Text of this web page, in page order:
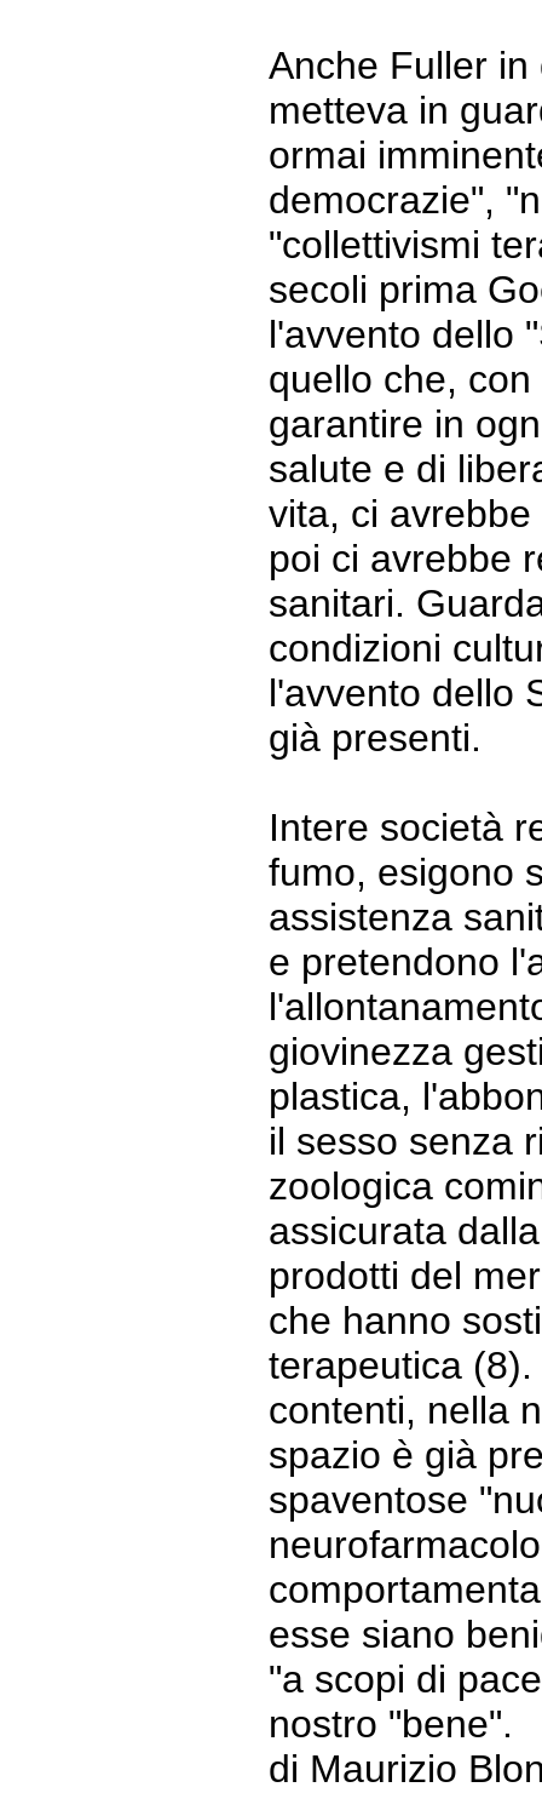
Anche Fuller
metteva in
ormai
democrazie",
"collettivismi
secoli prima
l'avvento dello
quello che,
garantire in
salute e di
vita, ci
poi ci avrebbe
sanitari.
condizioni
l'avvento dello
già presenti.
Intere società
fumo, esigono
assistenza
e pretendono
giovinezza
plastica,
il sesso senza
zoologica
assicurata
prodotti del
che hanno
terapeutica
contenti, nella
spazio è già
spaventose
esse siano
"a scopi di
nostro "bene".
di Maurizio